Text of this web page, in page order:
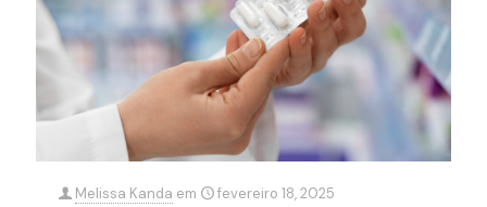
Melissa Kanda em fevereiro 18, 2025